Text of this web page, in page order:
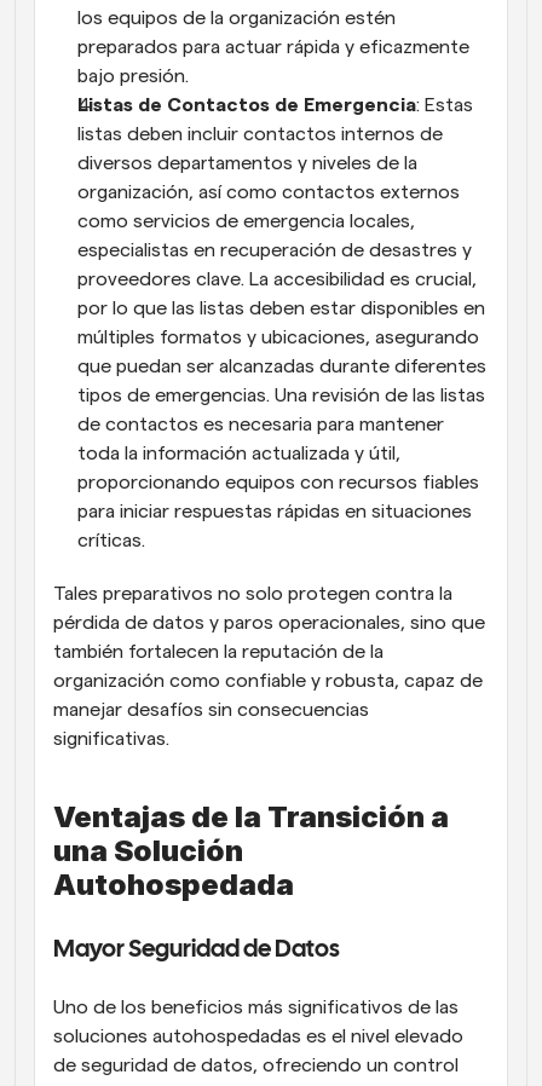
los equipos de la organización estén
preparados para actuar rápida y eficazmente
bajo presión.
Listas de Contactos de Emergencia: Estas
listas deben incluir contactos internos de
diversos departamentos y niveles de la
organización, así como contactos externos
como servicios de emergencia locales,
especialistas en recuperación de desastres y
proveedores clave. La accesibilidad es crucial,
por lo que las listas deben estar disponibles en
múltiples formatos y ubicaciones, asegurando
que puedan ser alcanzadas durante diferentes
tipos de emergencias. Una revisión de las listas
de contactos es necesaria para mantener
toda la información actualizada y útil,
proporcionando equipos con recursos fiables
para iniciar respuestas rápidas en situaciones
críticas.
Tales preparativos no solo protegen contra la
pérdida de datos y paros operacionales, sino que
también fortalecen la reputación de la
organización como confiable y robusta, capaz de
manejar desafíos sin consecuencias
significativas.
Ventajas de la Transición a
una Solución
Autohospedada
Mayor Seguridad de Datos
Uno de los beneficios más significativos de las
soluciones autohospedadas es el nivel elevado
de seguridad de datos, ofreciendo un control